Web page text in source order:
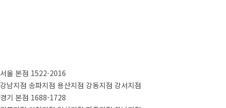
서울 본점 1522-2016
강남지점 송파지점 용산지점 강동지점 강서지점
경기 본점 1688-1728